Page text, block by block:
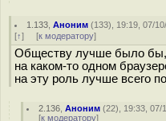
1.133 ,Аноним (133), 19:19, 07/
[↑] [к модератору]
Обществу лучше было бы,
на каком-то одном
на эту роль лучше всего
2.136 ,Аноним (22), 19:33, 07/
[к модератору]